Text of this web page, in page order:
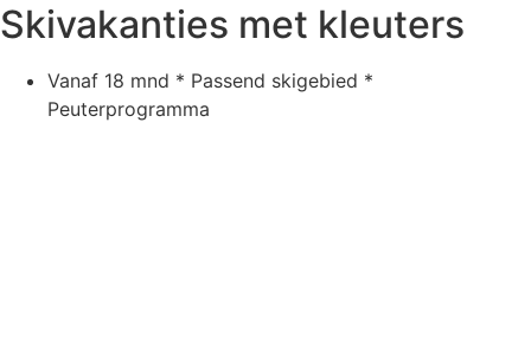
Skivakanties met kleuters
Vanaf 18 mnd * Passend skigebied *
Peuterprogramma